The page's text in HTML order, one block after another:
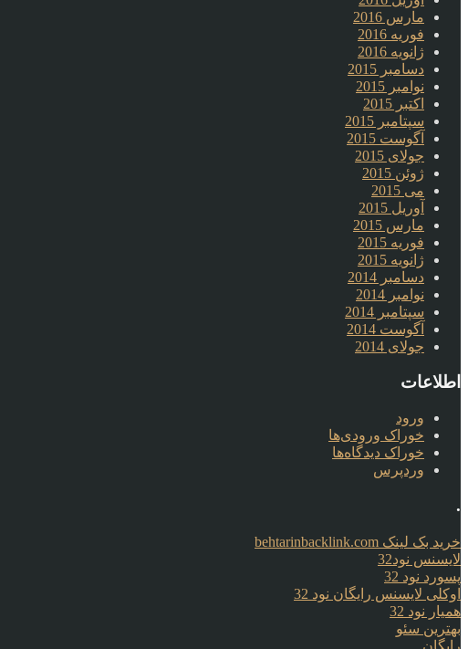
مارس 2016
فوریه 2016
ژانویه 2016
دسامبر 2015
نوامبر 2015
اکتبر 2015
سپتامبر 2015
آگوست 2015
جولای 2015
ژوئن 2015
می 2015
آوریل 2015
مارس 2015
فوریه 2015
ژانویه 2015
دسامبر 2014
نوامبر 2014
سپتامبر 2014
آگوست 2014
جولای 2014
اطلاعات
ورود
خوراک ورودی‌ها
خوراک دیدگاه‌ها
وردپرس
.
خرید بک لینک behtarinbacklink.com
لایسنس نود32
پسورد نود 32
اوکلی لایسنس رایگان نود 32
همیار نود 32
بهترین سئو
رایگان